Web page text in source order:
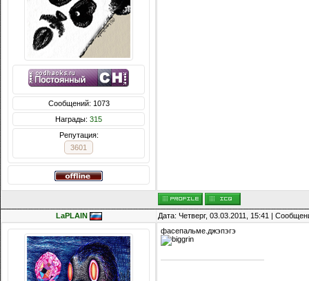
Сообщений: 1073
Награды: 315
Репутация:
3601
LaPLAIN Дата: Четверг, 03.03.2011, 15:41 |
фасепальме.джэпэгэ